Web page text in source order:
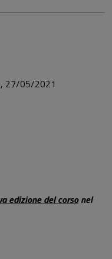
27/05/2021
edizione del corsonel